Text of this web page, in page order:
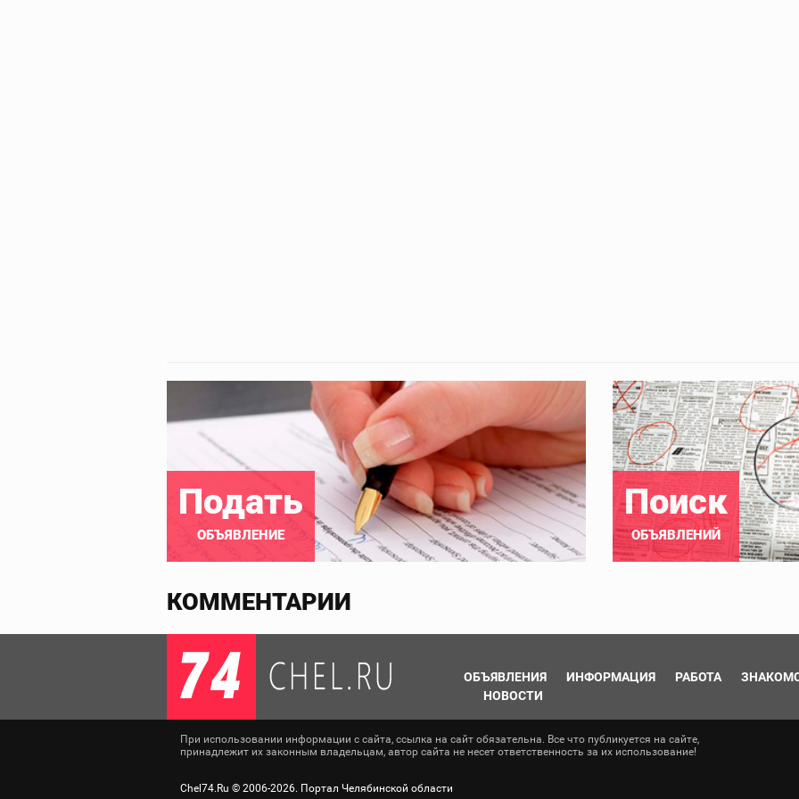
Подать
ОБЪЯВЛЕНИЕ
Поиск
ОБЪЯВЛЕНИЙ
КОММЕНТАРИИ
ОБЪЯВЛЕНИЯ ИНФОРМАЦИЯ РАБОТА
НОВОСТИ
При использовании информации с сайта, ссылка на сайт обязательна. Все что публикуется на сайте,
принадлежит их законным владельцам, автор сайта не несет ответственность за их использование!
Chel74.Ru © 2006-2026. Портал Челябинской области